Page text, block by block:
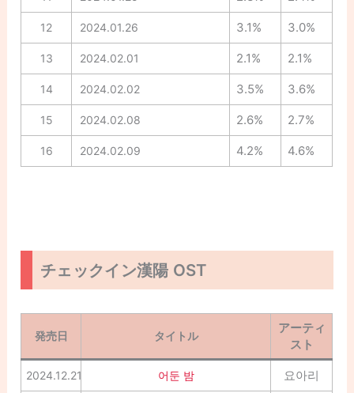
12 2024.01.26 3.1% 3.0%
13 2024.02.01 2.1% 2.1%
14 2024.02.02 3.5% 3.6%
15 2024.02.08 2.6% 2.7%
16 2024.02.09 4.2% 4.6%
チェックイン漢陽 OST
発売日 タイトル
アーティ
スト
2024.12.21 어둔 밤 요아리